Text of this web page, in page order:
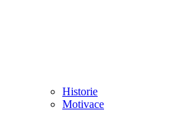
Historie
Motivace